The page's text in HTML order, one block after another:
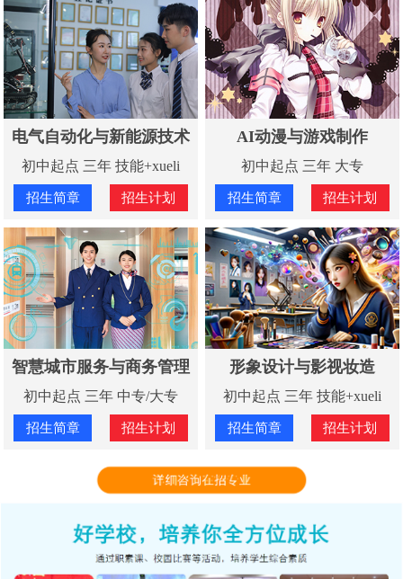
电气自动化与新能源技术
初中起点 三年 技能+xueli
招生简章 招生计划
AI动漫与游戏制作
初中起点 三年 大专
招生简章 招生计划
智慧城市服务与商务管理
初中起点 三年 中专/大专
招生简章 招生计划
形象设计与影视妆造
初中起点 三年 技能+xueli
招生简章 招生计划